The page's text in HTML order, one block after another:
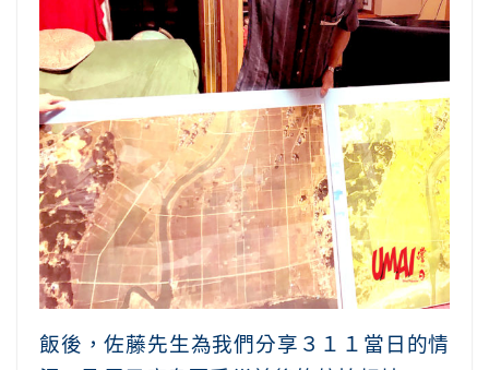
飯後，佐藤先生為我們分享３１１當日的情